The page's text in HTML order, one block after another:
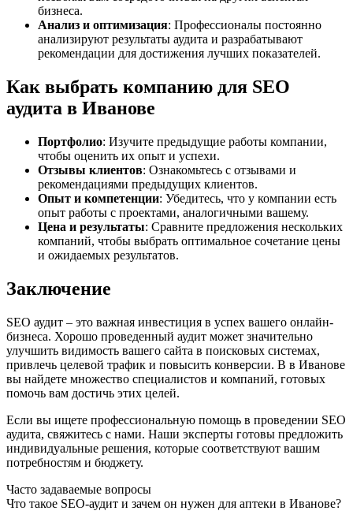
бизнеса.
Анализ и оптимизация: Профессионалы постоянно
анализируют результаты аудита и разрабатывают
рекомендации для достижения лучших показателей.
Как выбрать компанию для SEO
аудита в Иванове
Портфолио: Изучите предыдущие работы компании,
чтобы оценить их опыт и успехи.
Отзывы клиентов: Ознакомьтесь с отзывами и
рекомендациями предыдущих клиентов.
Опыт и компетенции: Убедитесь, что у компании есть
опыт работы с проектами, аналогичными вашему.
Цена и результаты: Сравните предложения нескольких
компаний, чтобы выбрать оптимальное сочетание цены
и ожидаемых результатов.
Заключение
SEO аудит – это важная инвестиция в успех вашего онлайн-
бизнеса. Хорошо проведенный аудит может значительно
улучшить видимость вашего сайта в поисковых системах,
привлечь целевой трафик и повысить конверсии. В в Иванове
вы найдете множество специалистов и компаний, готовых
помочь вам достичь этих целей.
Если вы ищете профессиональную помощь в проведении SEO
аудита, свяжитесь с нами. Наши эксперты готовы предложить
индивидуальные решения, которые соответствуют вашим
потребностям и бюджету.
Часто задаваемые вопросы
Что такое SEO-аудит и зачем он нужен для аптеки в Иванове?